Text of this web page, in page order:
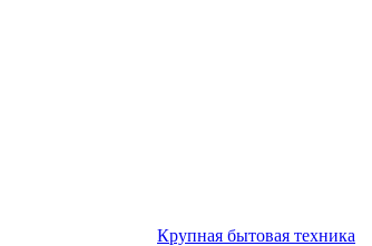
Крупная бытовая техника